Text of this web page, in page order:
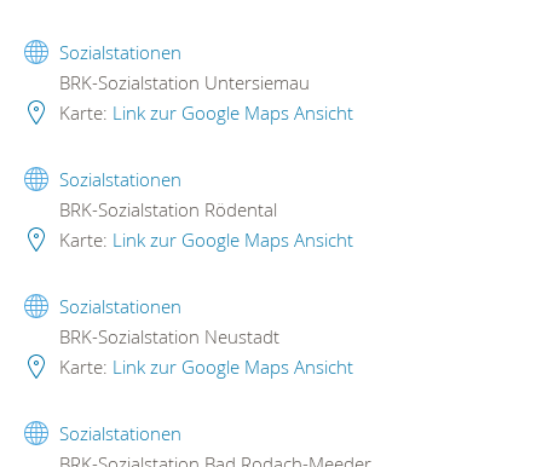
Sozialstationen
BRK-Sozialstation Untersiemau
Karte: Link zur Google Maps Ansicht
Sozialstationen
BRK-Sozialstation Rödental
Karte: Link zur Google Maps Ansicht
Sozialstationen
BRK-Sozialstation Neustadt
Karte: Link zur Google Maps Ansicht
Sozialstationen